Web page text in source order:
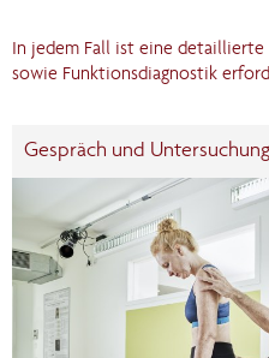
In jedem Fall ist eine
sowie Funktionsdiagnostik
Gespräch und Untersuchung